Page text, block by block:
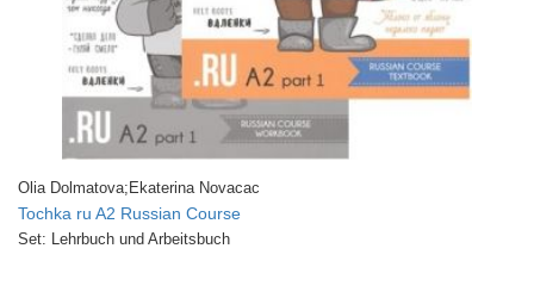
Olia Dolmatova;Ekaterina Novacac
Tochka ru A2 Russian Course
Set: Lehrbuch und Arbeitsbuch